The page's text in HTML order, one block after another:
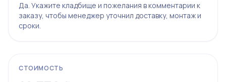
Да. Укажите кладбище и пожелания в комментарии к
заказу, чтобы менеджер уточнил доставку, монтаж и
сроки.
СТОИМОСТЬ